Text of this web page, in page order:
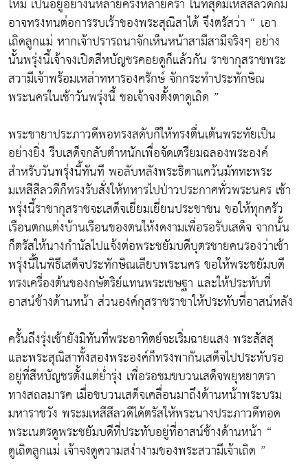
อาจทรงทนต่อการรบเร้าของพระสุณิสาได้ จึงตรัสว่า “ เอา
เถิดลูกแม่ หากเจ้าปรารถนาจักเห็นหน้าสามีสามีจริงๆ อย่าง
นั้นพรุ่งนี้เจ้าจงเปิดสีหบัญชรคอยดูก็แล้วกัน ราชากุสราชพระ
สวามีเจ้าพร้อมเหล่าทหารองครักษ์ จักกระทำประทักษิณ
พระนครในเช้าวันพรุ่งนี้ ขอเจ้าจงตั้งตาดูเถิด ”
พระชายาประภาวดีพอทรงสดับก็ให้ทรงตื่นเต้นพระทัยเป็น
อย่างยิ่ง รีบเสด็จกลับตำหนักเพื่อจัดเตรียมฉลองพระองค์
สำหรับวันพรุ่งนี้ทันที พอลับหลังพระธิดาแคว้นมัททะพระ
มเหสีสีลวดีก็ทรงรับสั่งให้ทหารไปป่าวประกาศทั่วพระนคร เช้า
พรุ่งนี้ราชากุสราชจะเสด็จเยี่ยมเยี่ยนประชาชน ขอให้ทุกครัว
เรือนตกแต่งบ้านเรือนของตนให้งดงามเพื่อรอรับเสด็จ จากนั้น
ก็ตรัสให้นางกำนัลไปแจ้งต่อพระชยัมบดีบุตรชายคนรองว่าเช้า
พรุ่งนี้ในพิธีเสด็จประทักษิณเลียบพระนคร ขอให้พระชยัมบดี
ทรงเครื่องต้นของกษัตริย์แทนพระเชษฐา และให้ประทับที่
อาสน์ช้างด้านหน้า ส่วนองค์กุสราชราชาให้ประทับที่อาสน์หลัง
ครั้นถึงรุ่งเช้ายังมิทันที่พระอาทิตย์จะเริ่มฉายแสง พระสัสสุ
และพระสุณิสาทั้งสองพระองค์ก็ทรงพากันเสด็จไปประทับรอ
อยู่ที่สีหบัญชรตั้งแต่ย่ำรุ่ง เพื่อรอชมขบวนเสด็จพยุหยาตรา
ทางสถลมารค เมื่อขบวนเสด็จเคลื่อนมาถึงด้านหน้าพระบรม
มหาราชวัง พระมเหสีสีลวดีได้ตรัสให้พระนางประภาวดีทอด
พระเนตรดูพระชยัมบดีที่ประทับอยู่ที่อาสน์ช้างด้านหน้า “
ดูเถิดลูกแม่ เจ้าจงดูความสง่างามของพระสวามีเจ้าเถิด ”